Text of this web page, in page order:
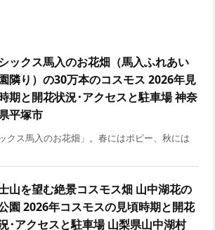
ックス馬入のお花畑（馬入ふれあい
隣り）の30万本のコスモス 2026年見
期と開花状況･アクセスと駐車場 神奈
平塚市
クス馬入のお花畑」。春にはポピー、秋には
山を望む絶景コスモス畑 山中湖花の
園 2026年コスモスの見頃時期と開花
･アクセスと駐車場 山梨県山中湖村